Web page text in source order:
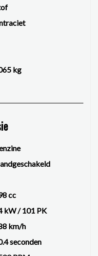
25 567 256 of
kg
cc
kW / 101 PK
km/h
seconden